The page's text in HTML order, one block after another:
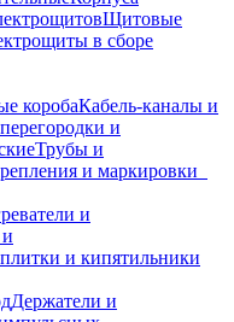
Щитовые
в сборе
коробаКабель-каналы и
и
Трубы и
и маркировки
и
и кипятильники
Держатели и